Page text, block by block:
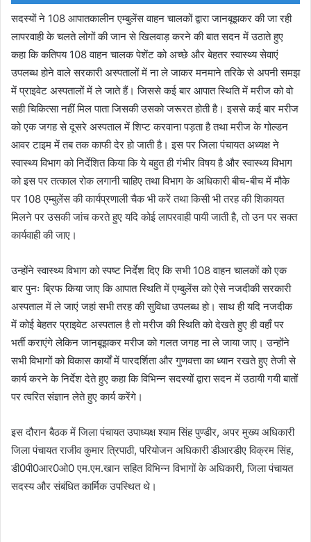
सदस्यों ने 108 आपातकालीन एम्बुलेंस वाहन चालकों द्वारा जानबूझकर की जा रही
लापरवाही के चलते लोगों की जान से खिलवाड़ करने की बात सदन में उठाते हुए
कहा कि कतिपय 108 वाहन चालक पेशेंट को अच्छे और बेहतर स्वास्थ्य सेवाएं
उपलब्ध होने वाले सरकारी अस्पतालों में ना ले जाकर मनमाने तरिके से अपनी समझ
में प्राइवेट अस्पतालों में ले जाते हैं। जिससे कई बार आपात स्थिति में मरीज को वो
सही चिकित्सा नहीं मिल पाता जिसकी उसको जरूरत होती है। इससे कई बार मरीज
को एक जगह से दूसरे अस्पताल में शिप्ट करवाना पड़ता है तथा मरीज के गोल्डन
आवर टाइम में तब तक काफी देर हो जाती है। इस पर जिला पंचायत अध्यक्ष ने
स्वास्थ्य विभाग को निर्देशित किया कि ये बहुत ही गंभीर विषय है और स्वास्थ्य विभाग
को इस पर तत्काल रोक लगानी चाहिए तथा विभाग के अधिकारी बीच-बीच में मौके
पर 108 एम्बुलेंस की कार्यप्रणाली चैक भी करें तथा किसी भी तरह की शिकायत
मिलने पर उसकी जांच करते हुए यदि कोई लापरवाही पायी जाती है, तो उन पर सक्त
कार्यवाही की जाए।
उन्होंने स्वास्थ्य विभाग को स्पष्ट निर्देश दिए कि सभी 108 वाहन चालकों को एक
बार पुनः ब्रिफ किया जाए कि आपात स्थिति में एम्बुलेंस को ऐसे नजदीकी सरकारी
अस्पताल में ले जाएं जहां सभी तरह की सुविधा उपलब्ध हो। साथ ही यदि नजदीक
में कोई बेहतर प्राइवेट अस्पताल है तो मरीज की स्थिति को देखते हुए ही वहाँ पर
भर्ती कराएंगे लेकिन जानबूझकर मरीज को गलत जगह ना ले जाया जाए। उन्होंने
सभी विभागों को विकास कार्यों में पारदर्शिता और गुणवत्ता का ध्यान रखते हुए तेजी से
कार्य करने के निर्देश देते हुए कहा कि विभिन्न सदस्यों द्वारा सदन में उठायी गयी बातों
पर त्वरित संज्ञान लेते हुए कार्य करेंगे।
इस दौरान बैठक में जिला पंचायत उपाध्यक्ष श्याम सिंह पुण्डीर, अपर मुख्य अधिकारी
जिला पंचायत राजीव कुमार त्रिपाठी, परियोजन अधिकारी डीआरडीए विक्रम सिंह,
डी0पी0आर0ओ0 एम.एम.खान सहित विभिन्न विभागों के अधिकारी, जिला पंचायत
सदस्य और संबंधित कार्मिक उपस्थित थे।